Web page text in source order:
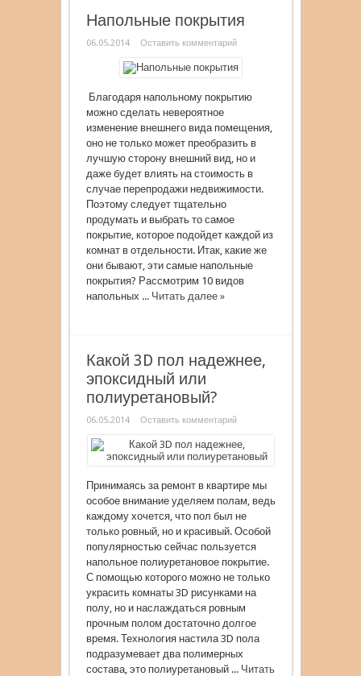
Напольные покрытия
06.05.2014 Оставить комментарий
Благодаря напольному покрытию
можно сделать невероятное
изменение внешнего вида помещения,
оно не только может преобразить в
лучшую сторону внешний вид, но и
даже будет влиять на стоимость в
случае перепродажи недвижимости.
Поэтому следует тщательно
продумать и выбрать то самое
покрытие, которое подойдет каждой из
комнат в отдельности. Итак, какие же
они бывают, эти самые напольные
покрытия? Рассмотрим 10 видов
напольных ... Читать далее »
Какой 3D пол надежнее,
эпоксидный или
полиуретановый?
06.05.2014 Оставить комментарий
Принимаясь за ремонт в квартире мы
особое внимание уделяем полам, ведь
каждому хочется, что пол был не
только ровный, но и красивый. Особой
популярностью сейчас пользуется
напольное полиуретановое покрытие.
С помощью которого можно не только
украсить комнаты 3D рисунками на
полу, но и наслаждаться ровным
прочным полом достаточно долгое
время. Технология настила 3D пола
подразумевает два полимерных
состава, это полиуретановый ... Читать